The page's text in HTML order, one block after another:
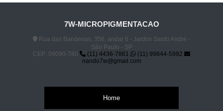
7W-MICROPIGMENTACAO
Rua das Bandeiras, 356, andar 6 - Jardim Santo André -
São Paulo - SP
CEP: 09090-780
(11) 4436-7861
(11) 99844-5992
nando7w@gmail.com
Home